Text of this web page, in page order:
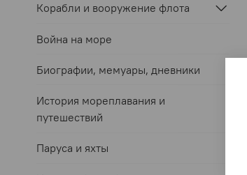
Корабли и вооружение флота
Война на море
Биографии, мемуары, дневники
История мореплавания и
путешествий
Паруса и яхты